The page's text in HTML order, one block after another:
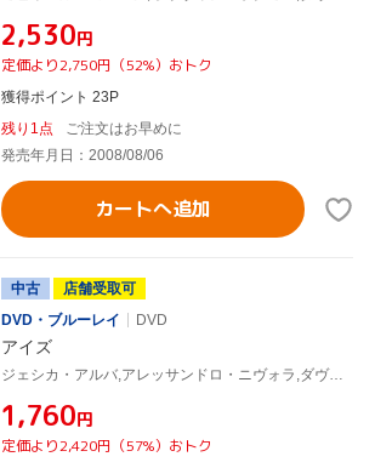
¥2,530円
定価より2,750円（52%）おトク
獲得ポイント 23P
残り1点
ご注文はお早めに
発売年月日：2008/08/06
カートへ追加
中古
店舗受取可
DVD・ブルーレイ
DVD
アイズ
ジェシカ・アルバ,アレッサンドロ・ニヴォラ,ダヴィド・モロー(監督),ザヴィエ・パリュ(監督)
¥1,760円
定価より2,420円（57%）おトク